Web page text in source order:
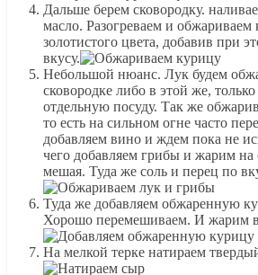
Дальше берем сковородку.
масло. Разогреваем и обжариваем
золотистого цвета, добавив при
вкусу.
Небольшой нюанс. Лук будем
сковородке либо в этой же,
отдельную посуду. Так же
то есть на сильном огне часто
добавляем вино и ждем пока не
чего добавляем грибы и жарим на
мешая. Туда же соль и перец по
Туда же добавляем обжаренную
Хорошо перемешиваем. И жарим
На мелкой терке натираем